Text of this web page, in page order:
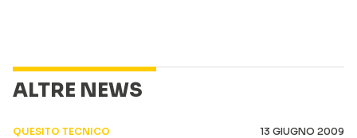
ALTRE NEWS
QUESITO TECNICO 13 GIUGNO 2009